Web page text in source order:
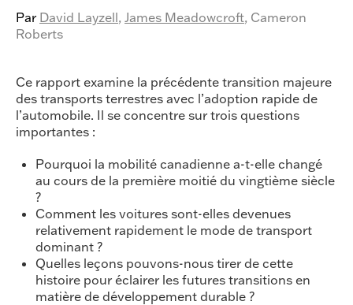
Par David Layzell, James Meadowcroft, Cameron
Roberts
Ce rapport examine la précédente transition majeure
des transports terrestres avec l’adoption rapide de
l’automobile. Il se concentre sur trois questions
importantes :
Pourquoi la mobilité canadienne a-t-elle changé
au cours de la première moitié du vingtième siècle
?
Comment les voitures sont-elles devenues
relativement rapidement le mode de transport
dominant ?
Quelles leçons pouvons-nous tirer de cette
histoire pour éclairer les futures transitions en
matière de développement durable ?